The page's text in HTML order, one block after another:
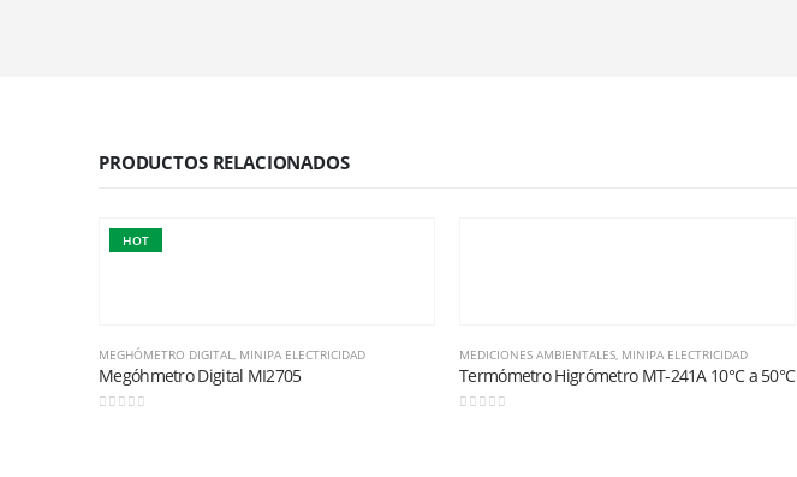
PRODUCTOS RELACIONADOS
HOT
MEGHÓMETRO DIGITAL, MINIPA ELECTRICIDAD
Megóhmetro Digital MI2705
MEDICIONES AMBIENTALES, MINIPA ELECTRICIDAD
Termómetro Higrómetro MT-241A 10°C a 50°C